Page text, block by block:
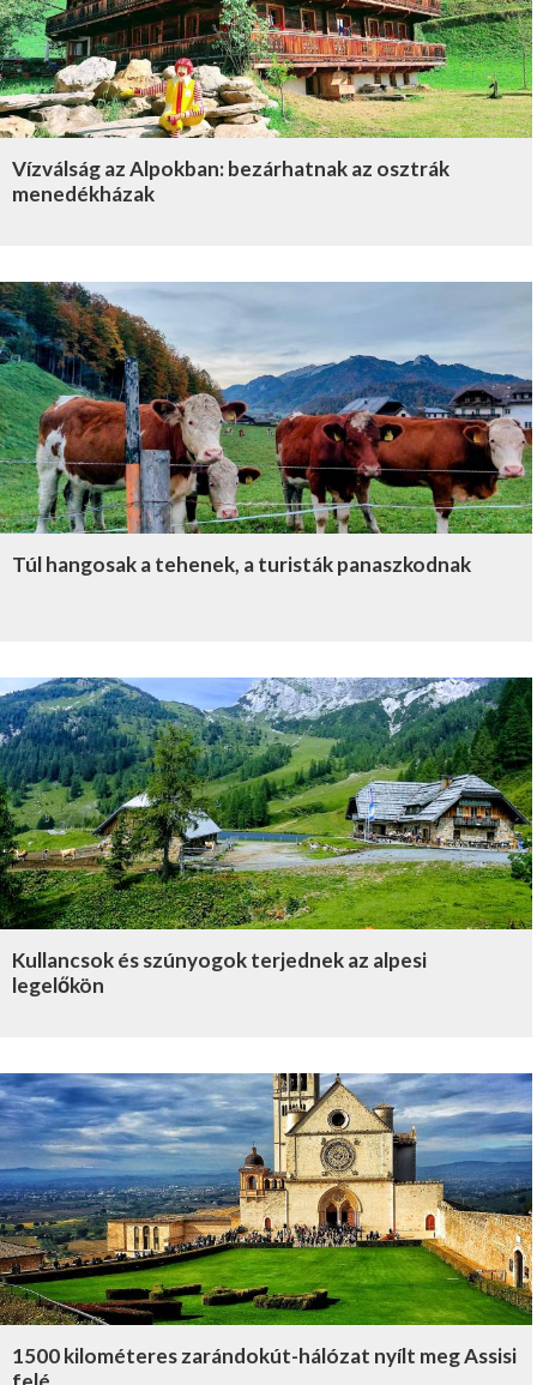
Vízválság az Alpokban: bezárhatnak az osztrák
menedékházak
Túl hangosak a tehenek, a turisták panaszkodnak
Kullancsok és szúnyogok terjednek az alpesi
legelőkön
1500 kilométeres zarándokút-hálózat nyílt meg Assisi